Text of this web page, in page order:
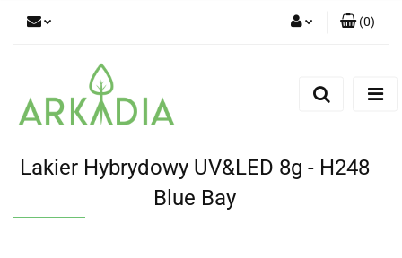
(0)
Lakier Hybrydowy UV&LED 8g - H248
Blue Bay